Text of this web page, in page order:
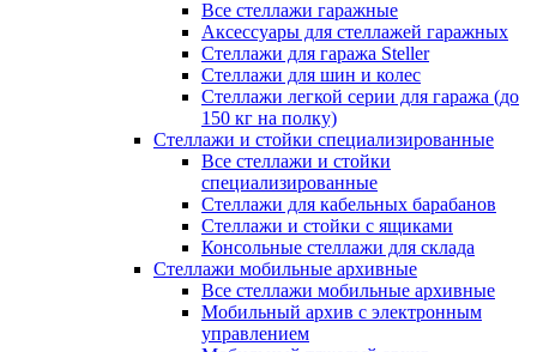
Все стеллажи гаражные
Аксессуары для стеллажей гаражных
Стеллажи для гаража Steller
Стеллажи для шин и колес
Стеллажи легкой серии для гаража (до
150 кг на полку)
Стеллажи и стойки специализированные
Все стеллажи и стойки
специализированные
Стеллажи для кабельных барабанов
Стеллажи и стойки с ящиками
Консольные стеллажи для склада
Стеллажи мобильные архивные
Все стеллажи мобильные архивные
Мобильный архив с электронным
управлением